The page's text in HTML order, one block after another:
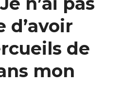
d’avoir
de
mon